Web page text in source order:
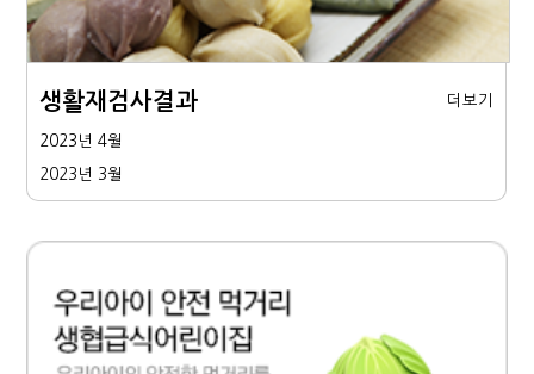
생활재검사결과
2023년 4월
2023년 3월
더보기